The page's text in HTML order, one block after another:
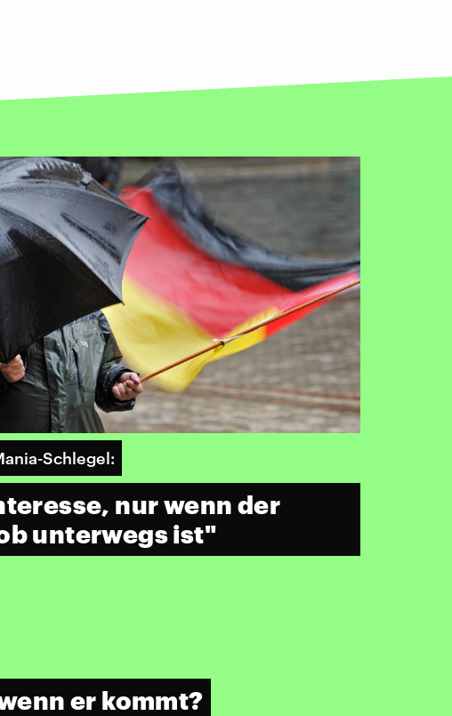
Schlegel:
nur wenn der
unterwegs ist"
er kommt?